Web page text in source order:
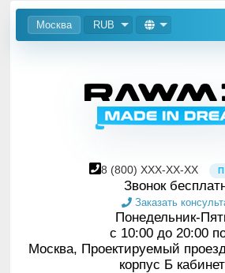
Москва RUB
8 (800) XXX-XX-XX
Звонок
Заказать
Понедельник-
с 10:00 до 20:00
Москва, Проектируемый
корпус Б